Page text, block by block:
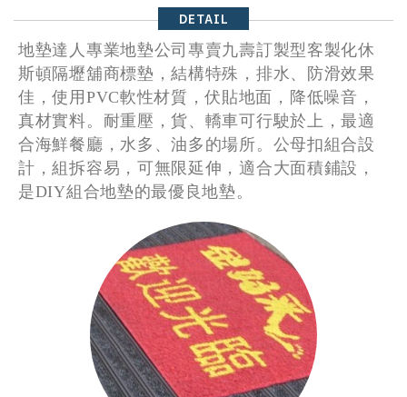
DETAIL
地墊達人專業地墊公司專賣九壽訂製型客製化休
斯頓隔壢舖商標墊，結構特殊，排水、防滑效果
佳，使用PVC軟性材質，伏貼地面，降低噪音，
真材實料。耐重壓，貨、轎車可行駛於上，最適
合海鮮餐廳，水多、油多的場所。公母扣組合設
計，組拆容易，可無限延伸，適合大面積鋪設，
是DIY組合地墊的最優良地墊。